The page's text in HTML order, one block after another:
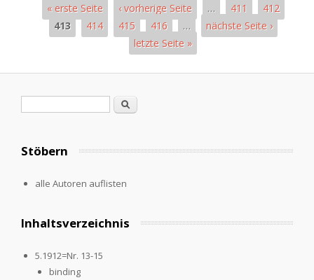
« erste Seite ‹ vorherige Seite … 411
412
413
414 415 416 …
nächste Seite ›
letzte Seite »
Suche
Stöbern
alle Autoren auflisten
Inhaltsverzeichnis
5.1912=Nr. 13-15
binding